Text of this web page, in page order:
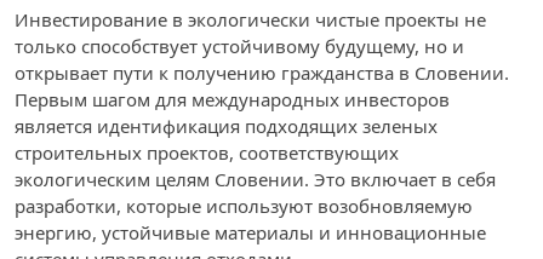
Инвестирование в экологически чистые проекты не
только способствует устойчивому будущему, но и
открывает пути к получению гражданства в Словении.
Первым шагом для международных инвесторов
является идентификация подходящих зеленых
строительных проектов, соответствующих
экологическим целям Словении. Это включает в себя
разработки, которые используют возобновляемую
энергию, устойчивые материалы и инновационные